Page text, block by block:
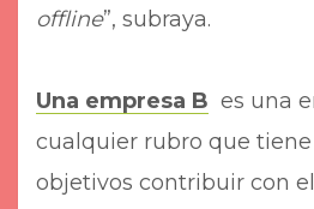
offline”, subraya.
Una empresa B es una
cualquier rubro que
objetivos contribuir con